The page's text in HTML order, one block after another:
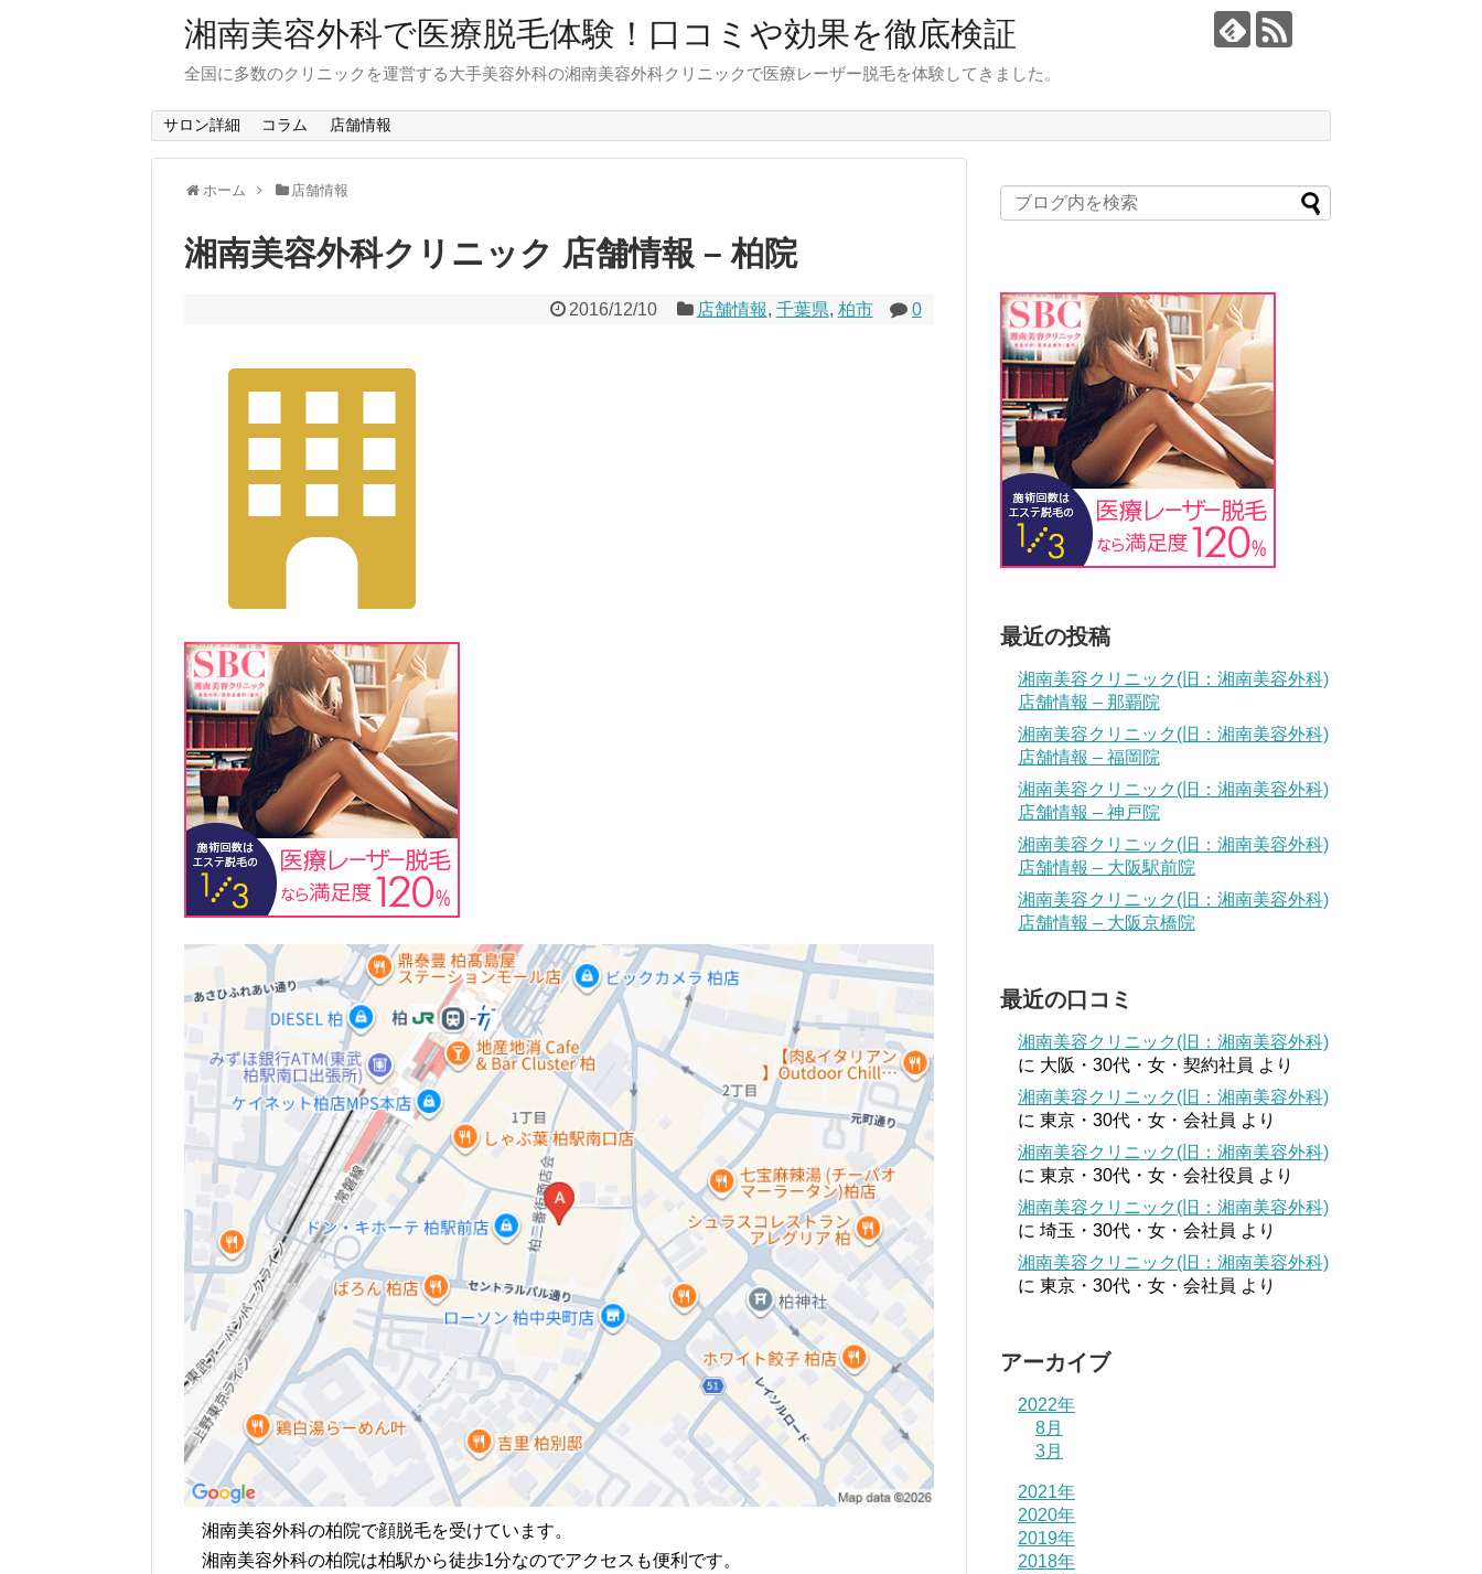
湘南美容外科で医療脱毛体験！口コミや効果を徹底検証
全国に多数のクリニックを運営する大手美容外科の湘南美容外科クリニックで医療レーザー脱毛を体験してきました。
サロン詳細 コラム 店舗情報
ホーム 店舗情報
湘南美容外科クリニック 店舗情報 – 柏院
2016/12/10 店舗情報, 千葉県, 柏市 0
湘南美容外科の柏院で顔脱毛を受けています。
湘南美容外科の柏院は柏駅から徒歩1分なのでアクセスも便利です。
最近の投稿
湘南美容クリニック(旧：湘南美容外科)
店舗情報 – 那覇院
湘南美容クリニック(旧：湘南美容外科)
店舗情報 – 福岡院
湘南美容クリニック(旧：湘南美容外科)
店舗情報 – 神戸院
湘南美容クリニック(旧：湘南美容外科)
店舗情報 – 大阪駅前院
湘南美容クリニック(旧：湘南美容外科)
店舗情報 – 大阪京橋院
最近の口コミ
湘南美容クリニック(旧：湘南美容外科)
に 大阪・30代・女・契約社員 より
湘南美容クリニック(旧：湘南美容外科)
に 東京・30代・女・会社員 より
湘南美容クリニック(旧：湘南美容外科)
に 東京・30代・女・会社役員 より
湘南美容クリニック(旧：湘南美容外科)
に 埼玉・30代・女・会社員 より
湘南美容クリニック(旧：湘南美容外科)
に 東京・30代・女・会社員 より
アーカイブ
2022年
8月
3月
2021年
2020年
2019年
2018年